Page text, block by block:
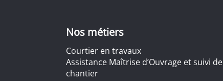
Nos métiers
Courtier en travaux
Assistance Maîtrise d’Ouvrage et suivi de
chantier